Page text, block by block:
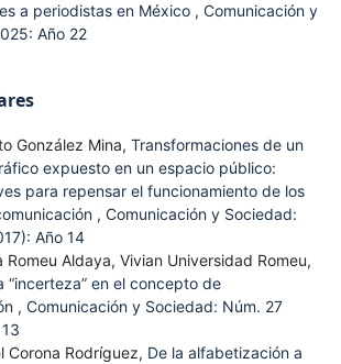
a periodistas en México , Comunicación y
Año 22
González Mina, Transformaciones de un
expuesto en un espacio público:
para repensar el funcionamiento de los
, Comunicación y Sociedad:
Año 14
Romeu Aldaya, Vivian Universidad Romeu,
“incerteza” en el concepto de
, Comunicación y Sociedad: Núm. 27
Corona Rodríguez, De la alfabetización a